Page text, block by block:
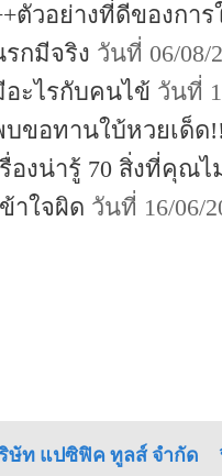
ตัวอย่างที่ดีของกา
รกมีจริง วันที่ 06/08/
อะไรกับคนไข้ วันที่
บขอทานใบ้หวยเด็ด
รื่องน่ารู้ 70 สิ่งที่คุณ
าใจผิด วันที่ 16/06/
ษัท แปซิฟิค ทูลส์ จำกัด